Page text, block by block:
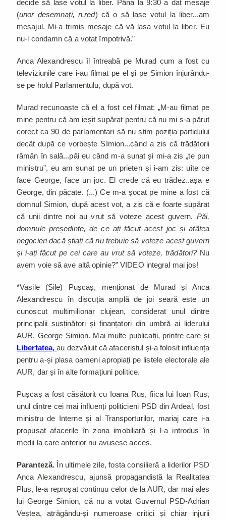
decide să lase votul la liber. Pâna la 9:30 a dat mesaje
(unor desemnați, n.red) că o să lase votul la liber...am
mesajul. Mi-a trimis mesaje că vă lasa votul la liber. Eu
nu-l condamn că a votat împotrivă.”
Anca Alexandrescu îl întreabă pe Murad cum a fost cu
televiziunile care i-au filmat pe el și pe Simion înjurându-
se pe holul Parlamentulu, după vot.
Murad recunoaște că el a fost cel filmat: „M-au filmat pe
mine pentru că am ieșit supărat pentru că nu mi s-a părut
corect ca 90 de parlamentari să nu știm poziția partidului
decât după ce vorbește SImion...când a zis că trădătorii
rămân în sală...păi eu când m-a sunat și mi-a zis „te pun
ministru”, eu am sunat pe un prieten și i-am zis: uite ce
face George, face un joc. El crede că eu trădez..așa e
George, din păcate. (...) Ce m-a șocat pe mine a fost că
domnul Simion, după acest vot, a zis că e foarte supărat
că unii dintre noi au vrut să voteze acest guvern. Păi,
domnule președinte, de ce ați făcut acest joc și atâtea
negocieri dacă știați că nu trebuie să voteze acest guvern
și i-ați făcut pe cei care au vrut să voteze, trădători?Nu
avem voie să ave altă opinie?” VIDEO integral mai jos!
*Vasile (Sile) Pușcaș, menționat de Murad și Anca
Alexandrescu în discuția amplă de joi seară este un
cunoscut multimilionar clujean, considerat unul dintre
principalii susținători și finanțatori din umbră ai liderului
AUR, George Simion. Mai multe publicații, printre care și
Libertatea,au dezvăluit că afaceristul și-a folosit influența
pentru a-și plasa oameni apropiați pe listele electorale ale
AUR, dar și în alte formațiuni politice.
Pușcaș a fost căsătorit cu Ioana Rus, fiica lui Ioan Rus,
unul dintre cei mai influenți politicieni PSD din Ardeal, fost
ministru de Interne și al Transporturilor, mariaj care i-a
propusat afacerile în zona imobiliară și l-a introdus în
medii la care anterior nu avusese acces.
Paranteză. În ultimele zile, fosta consilieră a liderilor PSD
Anca Alexandrescu, ajunsă propagandistă la Realitatea
Plus, le-a reproșat continuu celor de la AUR, dar mai ales
lui George Simion, că nu a votat Guvernul PSD-Adrian
Veștea, atrăgându-și numeroase critici și chiar injurii